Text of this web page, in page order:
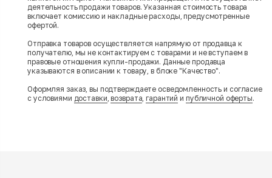
деятельность продажи товаров. Указанная стоимость товара
включает комиссию и накладные расходы, предусмотренные
офертой.
Отправка товаров осуществляется напрямую от продавца к
получателю, мы не контактируем с товарами и не вступаем в
правовые отношения купли-продажи. Данные продавца
указываются в описании к товару, в блоке "Качество".
Оформляя заказ, вы подтверждаете осведомленность и согласие
с условиями доставки,возврата,гарантий и публичной оферты.